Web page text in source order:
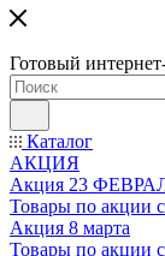
Готовый
Каталог
АКЦИЯ
Акция 23
Товары по акции
Акция 8 марта
Товары по акции